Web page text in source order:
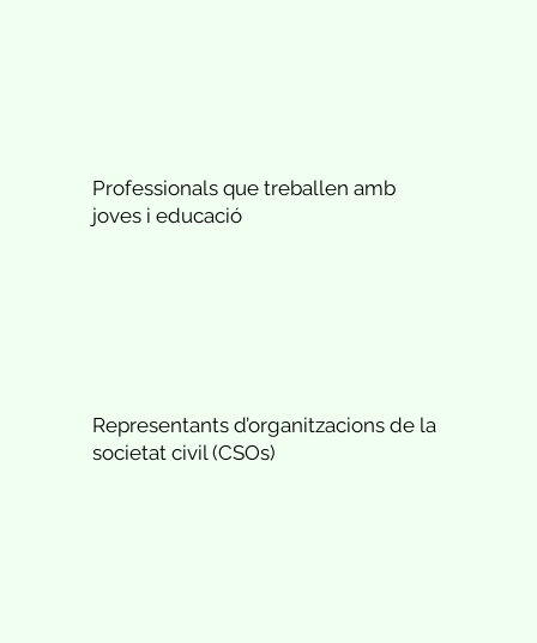
Professionals que treballen amb
joves i educació
Representants d’organitzacions de la
societat civil (CSOs)